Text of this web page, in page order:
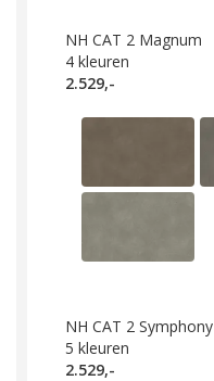
NH CAT 2 Magnum
4 kleuren
2.529,-
NH CAT 2 Symphony
5 kleuren
2.529,-